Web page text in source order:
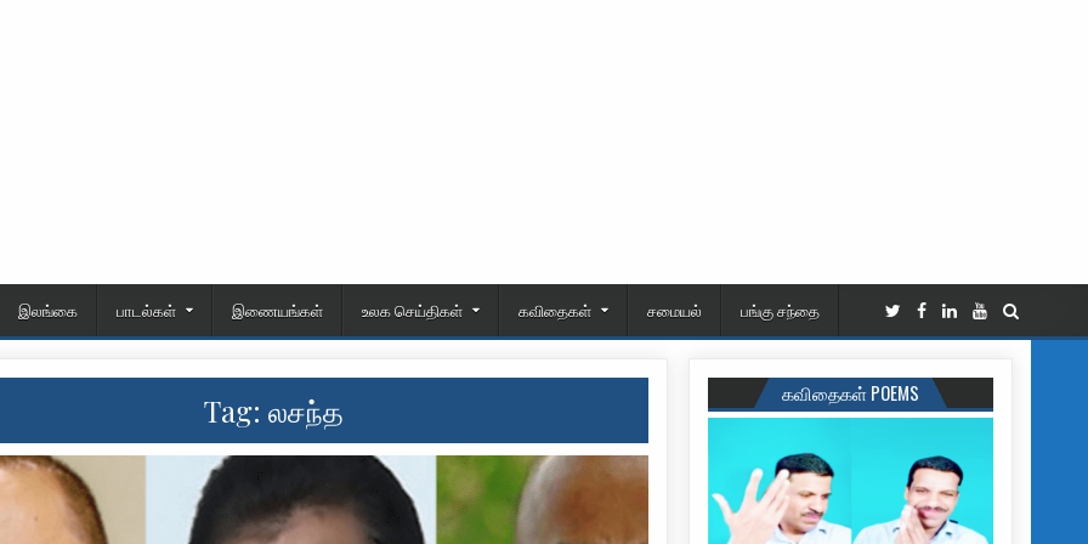
இலங்கை பாடல்கள் இணையங்கள் உலக செய்திகள் கவிதைகள் சமையல் பங்கு சந்தை
Tag: லசந்த கவிதைகள் POEMS